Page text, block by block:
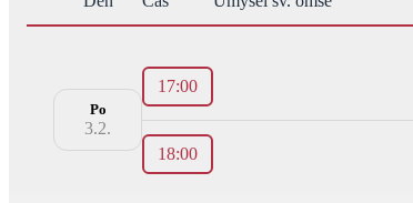
Po
3.2.
17:00
18:00